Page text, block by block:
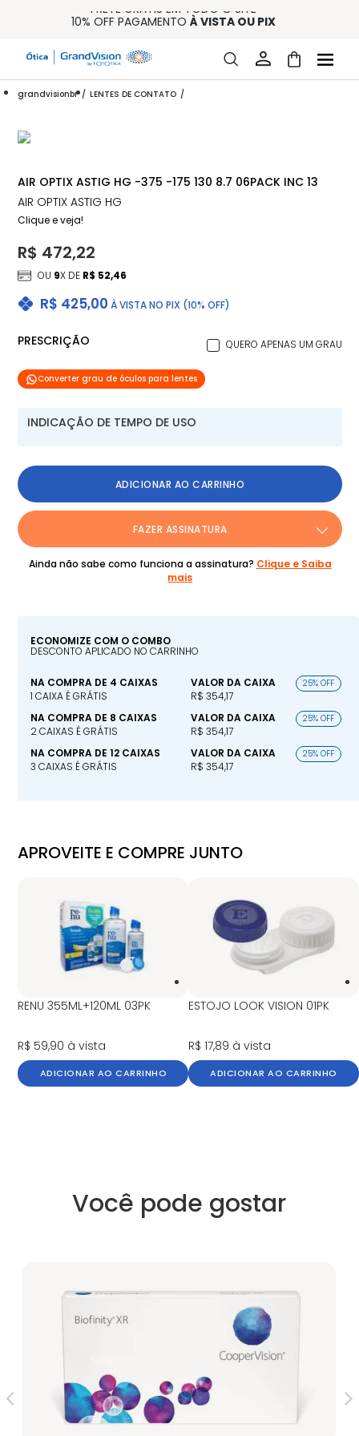
FRETE GRÁTIS EM TODO O SITE
10% OFF PAGAMENTO À VISTA OU PIX
15% OFF NA PRIMEIRA COMPRA (CONSULTE REGULAMENTO)
32% OFF NO COMBO - CONS. REG.
grandvisionbr LENTES DE CONTATO
AIR OPTIX ASTIG HG -375 -175 130 8.7 06PACK INC 13
AIR OPTIX ASTIG HG
Clique e veja!
R$ 425,00 À VISTA NO PIX (10% OFF)
R$ 472,22
OU 9X DE R$ 52,46
PRESCRIÇÃO QUERO APENAS UM GRAU
Converter grau de óculos para lentes
INDICAÇÃO DE TEMPO DE USO
ADICIONAR AO CARRINHO
FAZER ASSINATURA
Ainda não sabe como funciona a assinatura? Clique e Saiba
mais
ECONOMIZE COM O COMBO
DESCONTO APLICADO NO CARRINHO
NA COMPRA DE 4 CAIXAS
1 CAIXA É GRÁTIS
VALOR DA CAIXA
R$ 354,17
25% OFF
NA COMPRA DE 8 CAIXAS
2 CAIXAS É GRÁTIS
VALOR DA CAIXA
R$ 354,17
25% OFF
NA COMPRA DE 12 CAIXAS
3 CAIXAS É GRÁTIS
VALOR DA CAIXA
R$ 354,17
25% OFF
APROVEITE E COMPRE JUNTO
RENU 355ML+120ML 03PK
R$ 59,90 à vista
ADICIONAR AO CARRINHO
ESTOJO LOOK VISION 01PK
R$ 17,89 à vista
ADICIONAR AO CARRINHO
Você pode gostar